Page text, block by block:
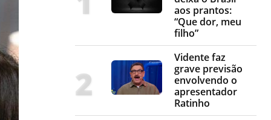
aos prantos:
“Que dor, meu
filho”
Vidente faz
grave previsão
envolvendo o
apresentador
Ratinho